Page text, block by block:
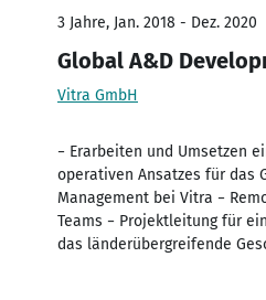
3 Jahre, Jan. 2018 - Dez. 2020
Global A&D
Vitra GmbH
− Erarbeiten und Umsetzen
operativen Ansatzes für das
Management bei Vitra −
Teams − Projektleitung für
das länderübergreifende